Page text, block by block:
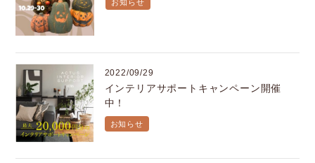
お知らせ
2022/09/29
インテリアサポートキャンペーン開催
中！
お知らせ